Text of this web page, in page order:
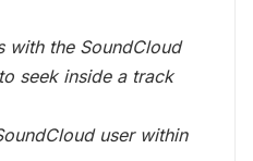
with the SoundCloud
seek inside a track
user within